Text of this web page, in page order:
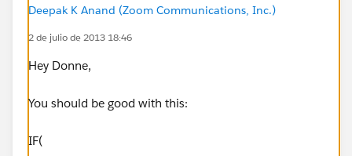
Deepak K Anand (‎‎‎‎‎‎Zoom Communications, Inc.)
2 de julio de 2013 18:46
Hey Donne,
You should be good with this:
IF(